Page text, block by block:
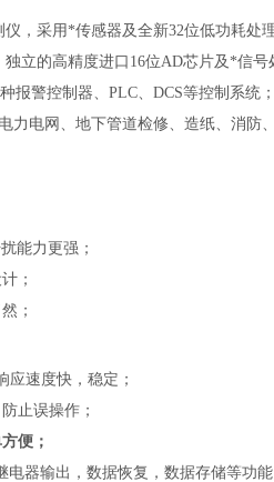
，采用*传感器及全新32位低功耗处
立的高精度进口16位AD芯片及*信
报警控制器、PLC、DCS等控制系统
电网、地下管道检修、造纸、消防
能力更强；
；
；
速度快，稳定；
止误操作；
便；
器输出，数据恢复，数据存储等功能